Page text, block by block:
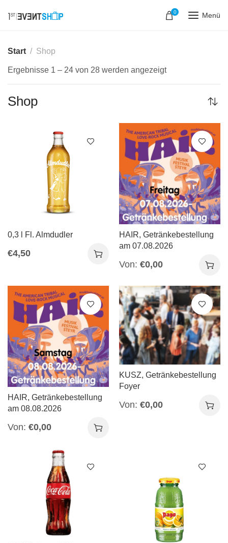
0 Menü
Start Shop
Ergebnisse 1 – 24 von 28 werden angezeigt
Shop
0,3 l Fl. Almdudler
€4,50
HAIR, Getränkebestellung
am 07.08.2026
Von: €0,00
HAIR, Getränkebestellung
am 08.08.2026
Von: €0,00
KUSZ, Getränkebestellung
Foyer
Von: €0,00